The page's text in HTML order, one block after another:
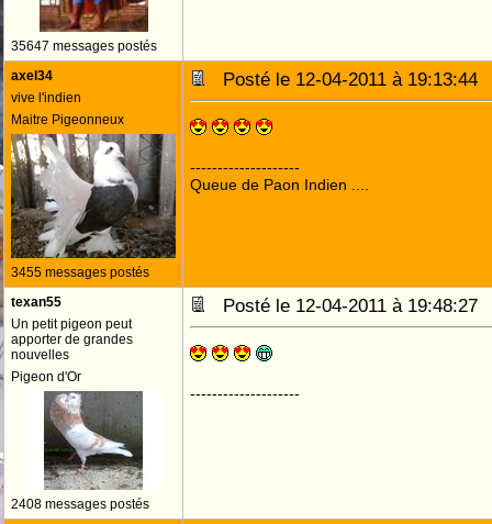
35647 messages postés
axel34
vive l'indien
Maitre Pigeonneux
3455 messages postés
Posté le 12-04-2011 à
--------------------
Queue de Paon Indien ....
texan55
Un petit pigeon peut
apporter de grandes
nouvelles
Pigeon d'Or
2408 messages postés
Posté le 12-04-2011 à
--------------------